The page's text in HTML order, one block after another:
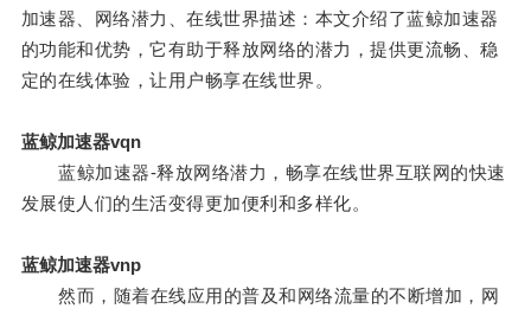
加速器、网络潜力、在线世界描述：本文介绍了蓝鲸加速器
的功能和优势，它有助于释放网络的潜力，提供更流畅、稳
定的在线体验，让用户畅享在线世界。
蓝鲸加速器vqn
蓝鲸加速器-释放网络潜力，畅享在线世界互联网的快速
发展使人们的生活变得更加便利和多样化。
蓝鲸加速器vnp
然而，随着在线应用的普及和网络流量的不断增加，网